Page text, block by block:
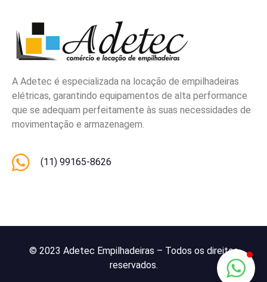
A Adetec é especializada na locação de empilhadeiras
elétricas, garantindo equipamentos de alta performance
que se adequam perfeitamente às suas necessidades de
movimentação e armazenagem.
(11) 99165-8626
© 2023 Adetec Empilhadeiras – Todos os direitos
reservados.